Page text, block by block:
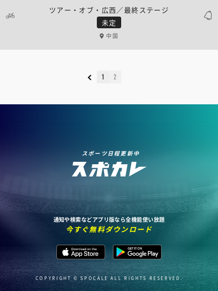
未定
ツアー・オブ・広西／最終ステージ
中国
1 2
スポーツ日程更新中
通知や検索などアプリ版なら全機能使い放題
今すぐ無料ダウンロード
COPYRIGHT © SPOCALE ALL RIGHTS RESERVED.